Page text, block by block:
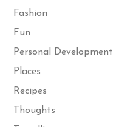
Fashion
Fun
Personal Development
Places
Recipes
Thoughts